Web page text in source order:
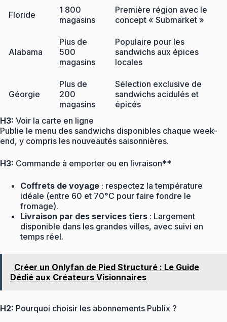
Floride
1 800
magasins
Première région avec le
concept « Submarket »
Alabama
Plus de
500
magasins
Populaire pour les
sandwichs aux épices
locales
Géorgie
Plus de
200
magasins
Sélection exclusive de
sandwichs acidulés et
épicés
H3: Voir la carte en ligne
Publie le menu des sandwichs disponibles chaque week-
end, y compris les nouveautés saisonnières.
H3: Commande à emporter ou en livraison**
Coffrets de voyage : respectez la température
idéale (entre 60 et 70°C pour faire fondre le
fromage).
Livraison par des services tiers : Largement
disponible dans les grandes villes, avec suivi en
temps réel.
Créer un Onlyfan de Pied Structuré : Le Guide
Dédié aux Créateurs Visionnaires
H2: Pourquoi choisir les abonnements Publix ?